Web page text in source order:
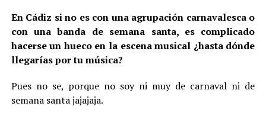
En Cádiz si no es con una agrupación carnavalesca o
con una banda de semana santa, es complicado
hacerse un hueco en la escena musical ¿hasta dónde
llegarías por tu música?
Pues no se, porque no soy ni muy de carnaval ni de
semana santa jajajaja.